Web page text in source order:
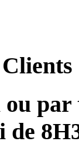
par
de